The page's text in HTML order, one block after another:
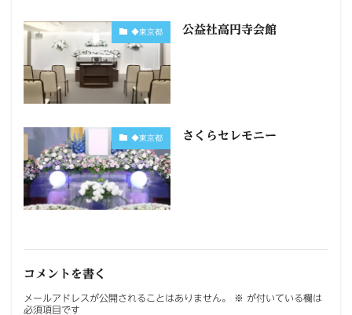
◆東京都 公益社高円寺会館
◆東京都 さくらセレモニー
コメントを書く
メールアドレスが公開されることはありません。 ※ が付いている欄は
必須項目です